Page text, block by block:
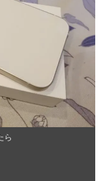
ら